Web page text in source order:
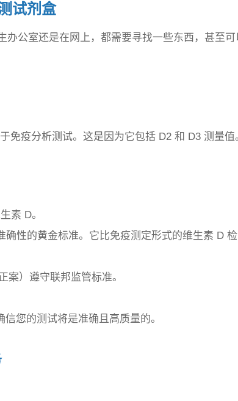
试剂盒
办公室还​​是在网上，都需要寻找一些东西，甚至可
免疫分析测试。这是因为它包括 D2 和 D3 测量值
素 D。
性的黄金标准。它比免疫测定形式的维生素 D 检
案）遵守联邦监管标准。
您的测试将是准确且高质量的。